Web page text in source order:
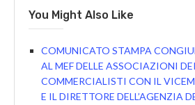
You Might Also Like
COMUNICATO STAMPA
AL MEF DELLE ASSOCIAZIONI DEI
COMMERCIALISTI CON IL
E IL DIRETTORE DELL’AGENZIA